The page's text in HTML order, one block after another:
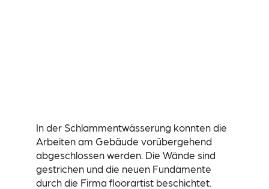
In der Schlammentwässerung konnten die
Arbeiten am Gebäude vorübergehend
abgeschlossen werden. Die Wände sind
gestrichen und die neuen Fundamente
durch die Firma floorartist beschichtet.